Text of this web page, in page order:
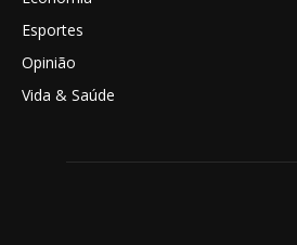
Esportes
Opinião
Vida & Saúde